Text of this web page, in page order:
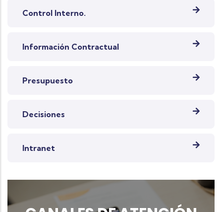
Control Interno.
Información Contractual
Presupuesto
Decisiones
Intranet